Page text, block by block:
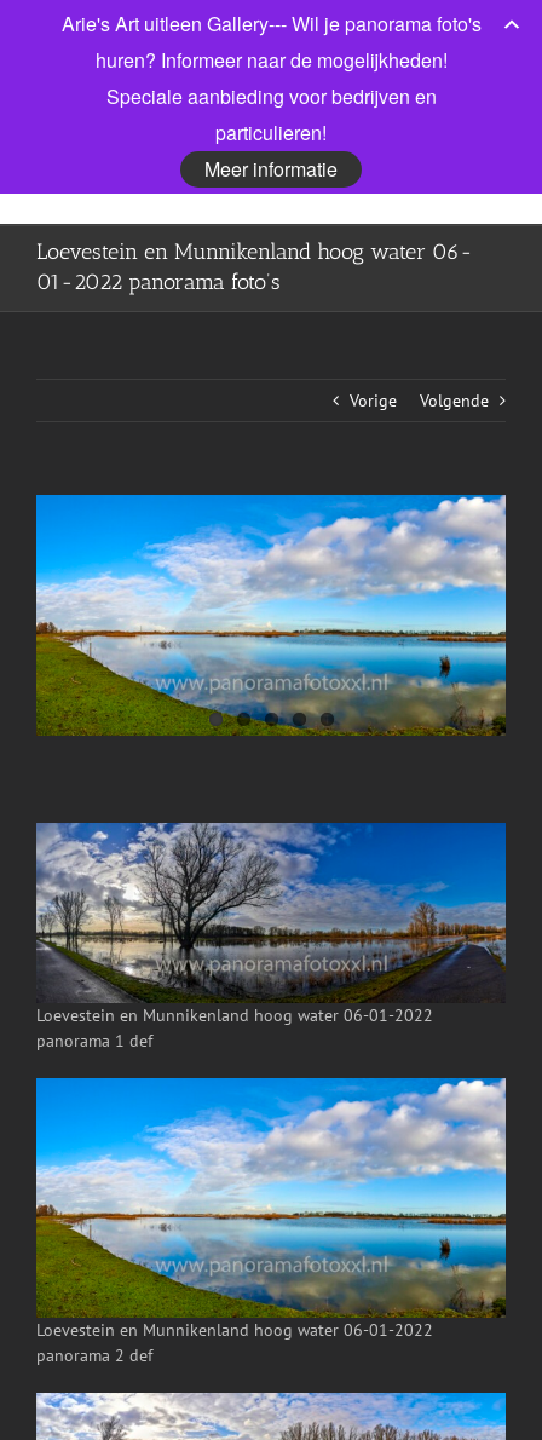
Bel gerust voor meer informatie! 06 53913303 |
Facebook
X LinkedIn
Loevestein en Munnikenland hoog water 06-
01-2022 panorama foto’s
Vorige Volgende
Loevestein en Munnikenland hoog water 06-01-2022
panorama 1 def
Loevestein en Munnikenland hoog water 06-01-2022
panorama 2 def
Arie's Art uitleen Gallery--- Wil je panorama foto's
huren? Informeer naar de mogelijkheden!
Speciale aanbieding voor bedrijven en
particulieren!
Meer informatie